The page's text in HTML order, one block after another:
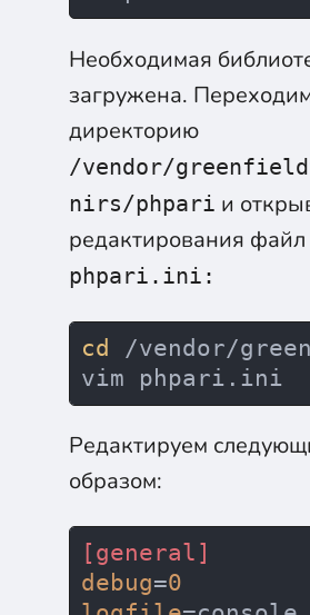
Необходимая
загружена.
директорию
/vendor/
nirs/phpari и
редактирования файл
phpari.ini:
cd
/vendor/
vim phpari.ini
Редактируем
образом:
[general]
debug=0